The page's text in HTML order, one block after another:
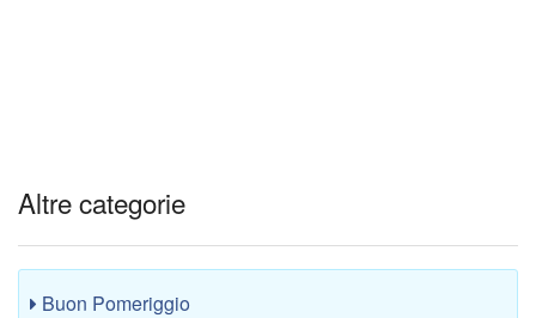
Altre categorie
Buon Pomeriggio